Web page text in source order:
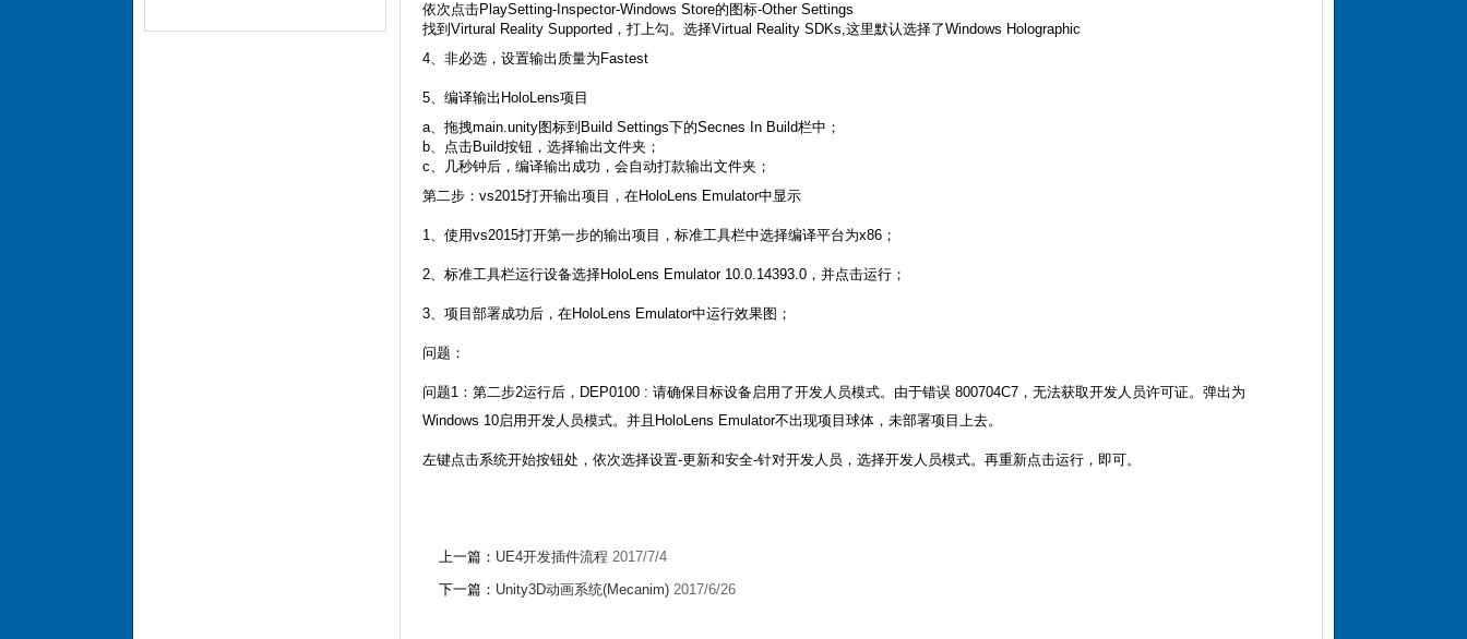
依次点击PlaySetting-Inspector-Windows Store的图标-Other Settings
找到Virtural Reality Supported，打上勾。选择Virtual Reality SDKs,这里默认选择了Windows Holographic
4、非必选，设置输出质量为Fastest
5、编译输出HoloLens项目
a、拖拽main.unity图标到Build Settings下的Secnes In Build栏中；
b、点击Build按钮，选择输出文件夹；
c、几秒钟后，编译输出成功，会自动打款输出文件夹；
第二步：vs2015打开输出项目，在HoloLens Emulator中显示
1、使用vs2015打开第一步的输出项目，标准工具栏中选择编译平台为x86；
2、标准工具栏运行设备选择HoloLens Emulator 10.0.14393.0，并点击运行；
3、项目部署成功后，在HoloLens Emulator中运行效果图；
问题：
问题1：第二步2运行后，DEP0100 : 请确保目标设备启用了开发人员模式。由于错误 800704C7，无法获取开发人员许可证。弹出为
Windows 10启用开发人员模式。并且HoloLens Emulator不出现项目球体，未部署项目上去。
左键点击系统开始按钮处，依次选择设置-更新和安全-针对开发人员，选择开发人员模式。再重新点击运行，即可。
上一篇： UE4开发插件流程 2017/7/4
下一篇： Unity3D动画系统(Mecanim) 2017/6/26